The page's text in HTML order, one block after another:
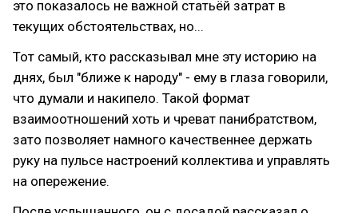
это показалось не важной статьёй затрат в
текущих обстоятельствах, но...
Тот самый, кто рассказывал мне эту историю на
днях, был "ближе к народу" - ему в глаза говорили,
что думали и накипело. Такой формат
взаимоотношений хоть и чреват панибратством,
зато позволяет намного качественнее держать
руку на пульсе настроений коллектива и управлять
на опережение.